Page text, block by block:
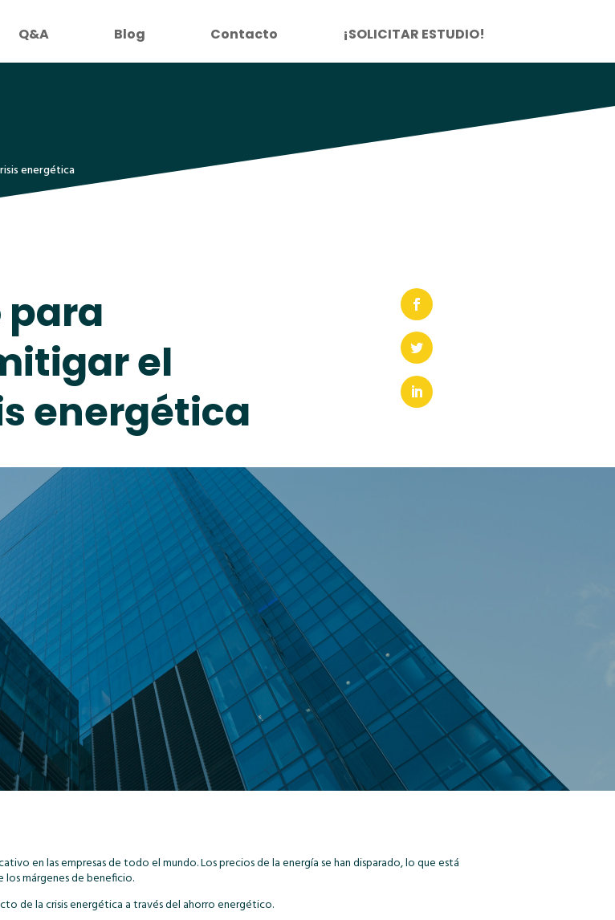
Q&A Blog Contacto ¡SOLICITAR ESTUDIO!
energética
para
el
energética
en las empresas de todo el mundo. Los precios de la energía se han disparado, lo que está
márgenes de beneficio.
de la crisis energética a través del ahorro energético.